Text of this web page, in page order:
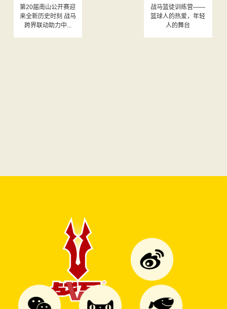
第20届南山公开赛迎
来全新历史时刻 战马
跨界联动助力中...
战马篮徒训练营——
篮球人的热爱，年轻
人的舞台